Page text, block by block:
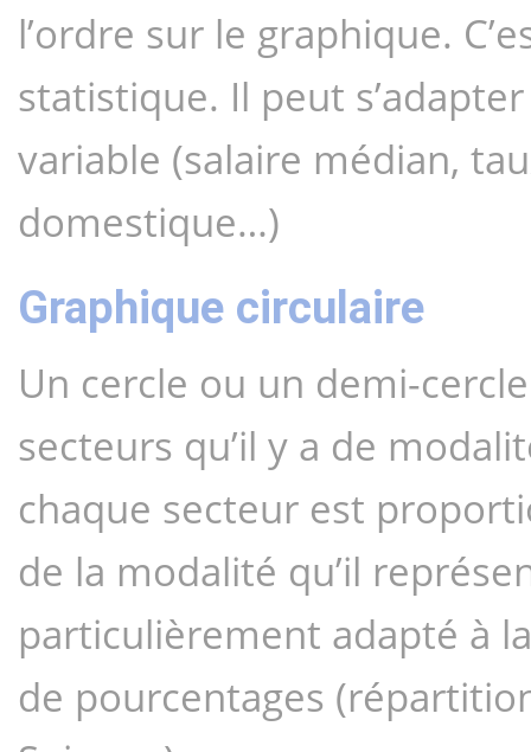
l’ordre sur le graphique.
statistique. Il peut
variable (salaire médian,
domestique…)
Graphique circulaire
Un cercle ou un demi-
secteurs qu’il y a de
chaque secteur est
de la modalité qu’il
particulièrement adapté à
de pourcentages